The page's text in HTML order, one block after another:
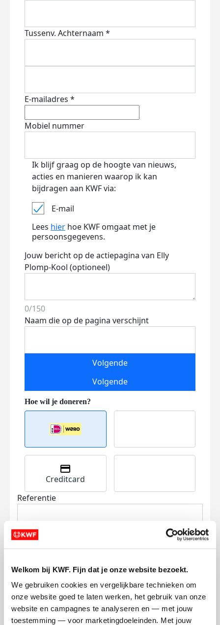
Welkom bij KWF. Fijn dat je onze website bezoekt.
We gebruiken cookies en vergelijkbare technieken om
onze website goed te laten werken, het gebruik van onze
website en campagnes te analyseren en — met jouw
toestemming — voor marketingdoeleinden. Met jouw
Tussenv. Achternaam *
E-mailadres *
Mobiel nummer
Ik blijf graag op de hoogte van nieuws,
acties en manieren waarop ik kan
bijdragen aan KWF via:
E-mail
Lees hier hoe KWF omgaat met je
persoonsgegevens.
Jouw bericht op de actiepagina van Elly
Plomp-Kool (optioneel)
0/150
Naam die op de pagina verschijnt
Volgende
Volgende
Creditcard
Referentie
Ik wil bijdragen aan de transactiekosten
en betaal €0.75 extra.
Doneer nu